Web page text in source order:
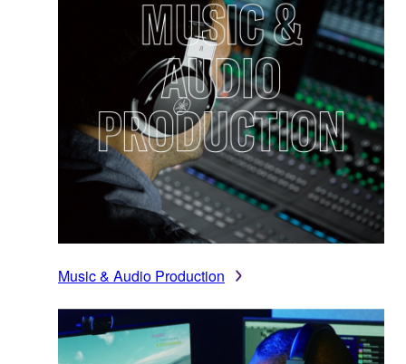
Music & Audio Production